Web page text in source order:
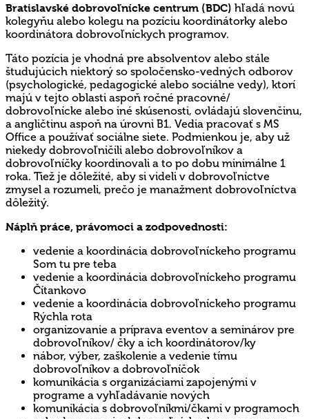
Bratislavské dobrovoľnícke centrum (BDC) hľadá novú
kolegyňu alebo kolegu na pozíciu koordinátorky alebo
koordinátora dobrovoľníckych programov.
Táto pozícia je vhodná pre absolventov alebo stále
študujúcich niektorý so spoločensko-vedných odborov
(psychologické, pedagogické alebo sociálne vedy), ktorí
majú v tejto oblasti aspoň ročné pracovné/
dobrovoľnícke alebo iné skúsenosti, ovládajú slovenčinu,
a angličtinu aspoň na úrovni B1. Vedia pracovať s MS
Office a používať sociálne siete. Podmienkou je, aby už
niekedy dobrovoľničili alebo dobrovoľníkov a
dobrovoľníčky koordinovali a to po dobu minimálne 1
roka. Tiež je dôležité, aby si videli v dobrovoľníctve
zmysel a rozumeli, prečo je manažment dobrovoľníctva
dôležitý.
Náplň práce, právomoci a zodpovednosti:
vedenie a koordinácia dobrovoľníckeho programu
Som tu pre teba
vedenie a koordinácia dobrovoľníckeho programu
Čítankovo
vedenie a koordinácia dobrovoľníckeho programu
Rýchla rota
organizovanie a príprava eventov a seminárov pre
dobrovoľníkov/ čky a ich koordinátorov/ky
nábor, výber, zaškolenie a vedenie tímu
dobrovoľníkov a dobrovoľníčok
komunikácia s organizáciami zapojenými v
programe a vyhľadávanie nových
komunikácia s dobrovoľníkmi/čkami v programoch